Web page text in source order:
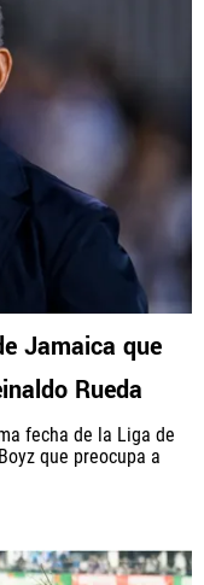
Jamaica que
Rueda
fecha de la Liga de
que preocupa a